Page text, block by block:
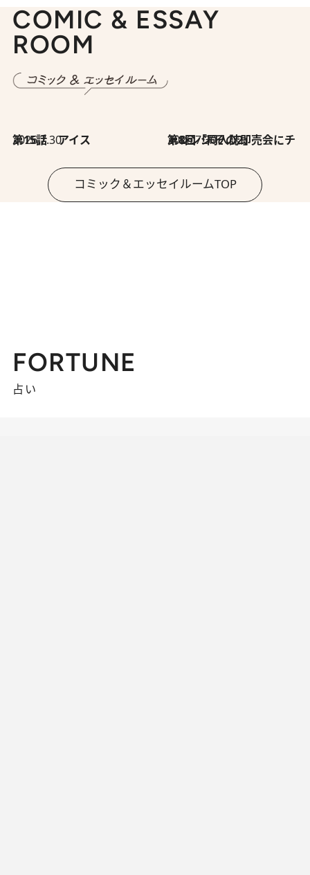
COMIC & ESSAY
ROOM
2026.7.30
第15話 アイス 2026.7.30
第8回「同人誌即売会にチャレンジ その2」
コミック＆エッセイルームTOP
FORTUNE
占い